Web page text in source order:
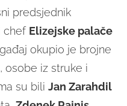
predsjednik
chef Elizejske palače
okupio je brojne
osobe iz struke i
su bili Jan Zarahdil